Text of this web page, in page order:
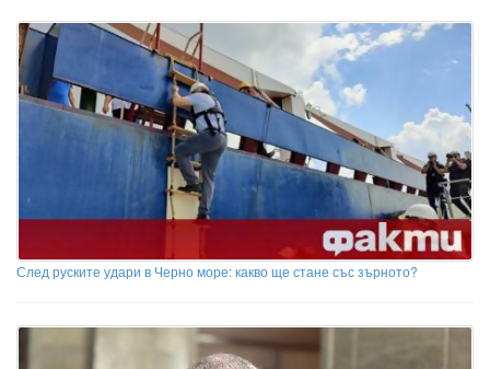
След руските удари в Черно море: какво ще стане със зърното?